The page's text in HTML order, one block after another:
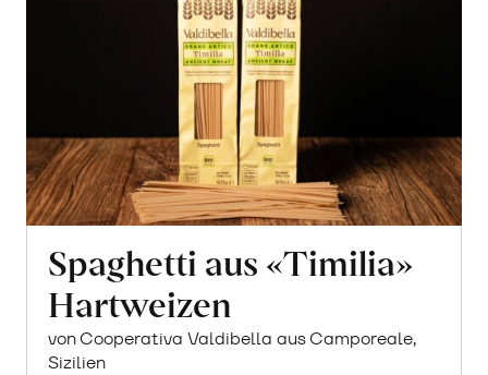
Spaghetti aus «Timilia»
Hartweizen
von Cooperativa Valdibella aus Camporeale,
Sizilien